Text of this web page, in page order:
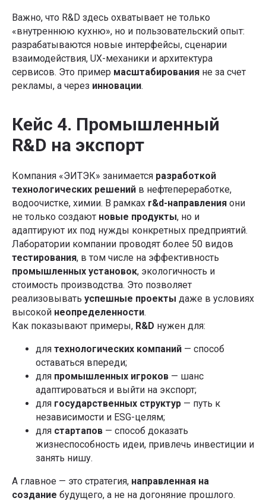
Важно, что R&D здесь охватывает не только
«внутреннюю кухню», но и пользовательский опыт:
разрабатываются новые интерфейсы, сценарии
взаимодействия, UX-механики и архитектура
сервисов. Это пример масштабирования не за счет
рекламы, а через инновации.
Кейс 4. Промышленный
R&D на экспорт
Компания «ЭИТЭК» занимается разработкой
технологических решений в нефтепереработке,
водоочистке, химии. В рамках r&d-направления они
не только создают новые продукты, но и
адаптируют их под нужды конкретных предприятий.
Лаборатории компании проводят более 50 видов
тестирования, в том числе на эффективность
промышленных установок, экологичность и
стоимость производства. Это позволяет
реализовывать успешные проекты даже в условиях
высокой неопределенности.
Как показывают примеры, R&D нужен для:
для технологических компаний — способ
оставаться впереди;
для промышленных игроков — шанс
адаптироваться и выйти на экспорт;
для государственных структур — путь к
независимости и ESG-целям;
для стартапов — способ доказать
жизнеспособность идеи, привлечь инвестиции и
занять нишу.
А главное — это стратегия, направленная на
создание будущего, а не на догоняние прошлого.